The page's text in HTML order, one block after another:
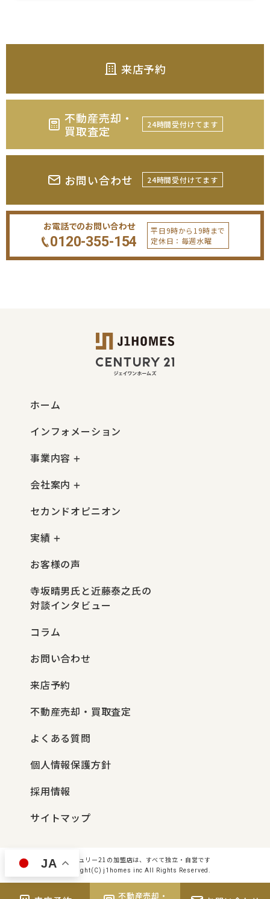
来店予約
不動産売却・
買取査定
24時間受付けてます
お問い合わせ 24時間受付けてます
お電話でのお問い合わせ
0120-355-154
平日9時から19時まで
定休日：毎週水曜
ホーム
インフォメーション
事業内容
会社案内
セカンドオピニオン
実績
お客様の声
寺坂晴男氏と近藤泰之氏の
対談インタビュー
コラム
お問い合わせ
来店予約
不動産売却・買取査定
よくある質問
個人情報保護方針
採用情報
サイトマップ
センチュリー21の加盟店は、すべて独立・自営です
Copyright(C) j1homes inc All Rights Reserved.
不動産売却・
JA